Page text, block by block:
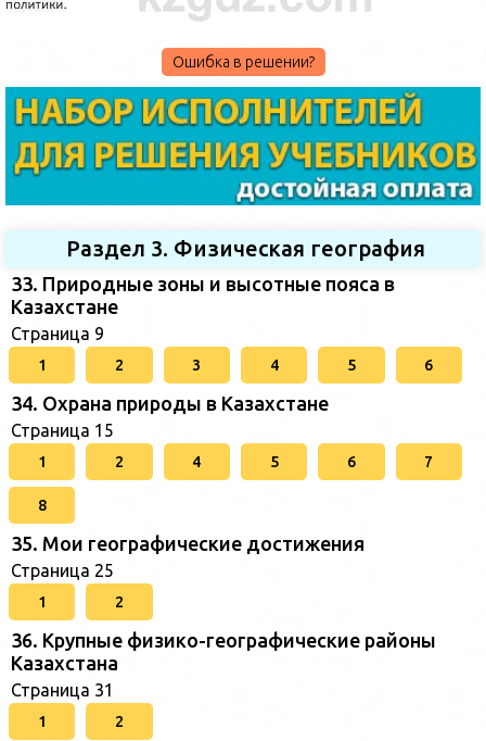
Ошибка в решении?
Раздел 3. Физическая география
33. Природные зоны и высотные пояса в
Казахстане
Страница 9
1 2 3 4 5 6
34. Охрана природы в Казахстане
Страница 15
1 2 4 5 6 7
8
35. Мои географические достижения
Страница 25
1 2
36. Крупные физико-географические районы
Казахстана
Страница 31
1 2